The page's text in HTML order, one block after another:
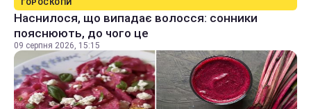
ГОРОСКОПИ
Наснилося, що випадає волосся: сонники
пояснюють, до чого це
09 серпня 2026, 15:15